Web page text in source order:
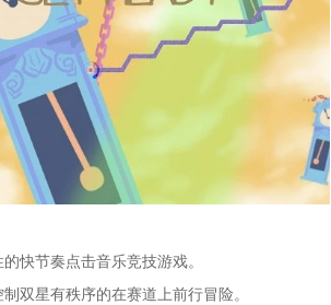
快节奏点击音乐竞技游戏。
双星有秩序的在赛道上前行冒险。